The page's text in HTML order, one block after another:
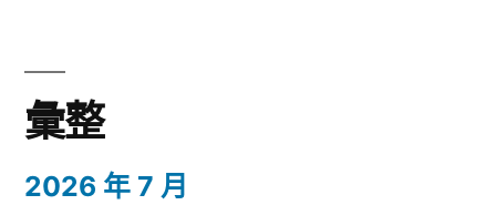
彙整
2026 年 7 月